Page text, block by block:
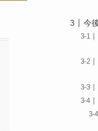
今